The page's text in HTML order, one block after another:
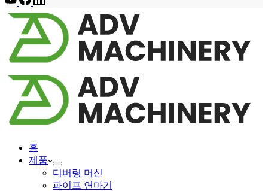
홈
제품
디버링 머신
파이프 연마기